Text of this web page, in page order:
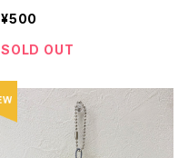
x 90mm 厚さ20mmくらい)
¥500
SOLD OUT